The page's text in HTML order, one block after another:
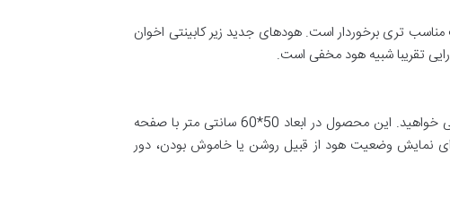
تری برخوردار است. هودهای جدید زیر کابینتی اخوان
تقریبا شبیه هود مخفی است.
اگر به دنبال محصولی با صدای کم و قیمت مناسب هستید، هود اخوان مدل H16-60 می تواند همان چیزی باشد که می خواهید. این محصول در ابعاد 50*60 سانتی متر با صفحه
نمایش برای نمایش وضعیت هود از قبیل روشن یا خاموش بودن، دور